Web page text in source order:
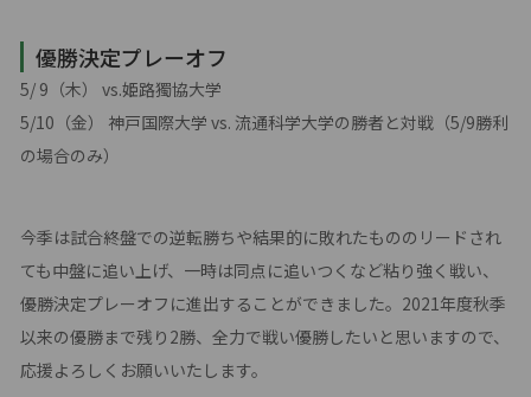
優勝決定プレーオフ
5/ 9（木） vs.姫路獨協大学
5/10（金） 神戸国際大学 vs. 流通科学大学の勝者と対戦（5/9勝利
の場合のみ）
今季は試合終盤での逆転勝ちや結果的に敗れたもののリードされ
ても中盤に追い上げ、一時は同点に追いつくなど粘り強く戦い、
優勝決定プレーオフに進出することができました。2021年度秋季
以来の優勝まで残り2勝、全力で戦い優勝したいと思いますので、
応援よろしくお願いいたします。